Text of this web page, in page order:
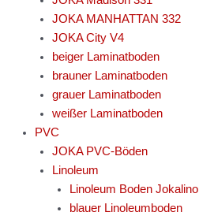
JOKA MANHATTAN 332
JOKA City V4
beiger Laminatboden
brauner Laminatboden
grauer Laminatboden
weißer Laminatboden
PVC
JOKA PVC-Böden
Linoleum
Linoleum Boden Jokalino
blauer Linoleumboden